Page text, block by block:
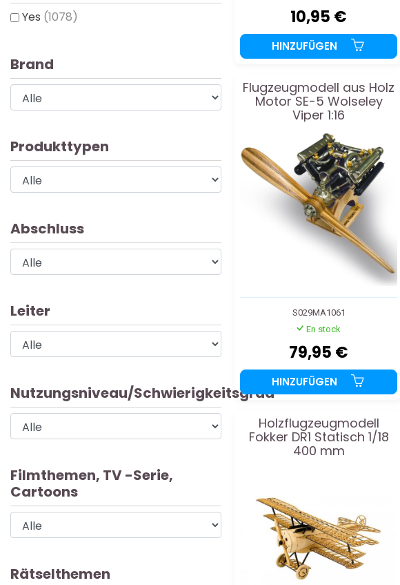
10,95 €
HINZUFÜGEN
Flugzeugmodell aus Holz
Motor SE-5 Wolseley
Viper 1:16
S029MA1061
En stock
79,95 €
HINZUFÜGEN
Holzflugzeugmodell
Fokker DR1 Statisch 1/18
400 mm
Yes (1078)
Brand
Produkttypen
Abschluss
Leiter
Nutzungsniveau/Schwierigkeitsgrad
Filmthemen, TV -Serie,
Cartoons
Rätselthemen